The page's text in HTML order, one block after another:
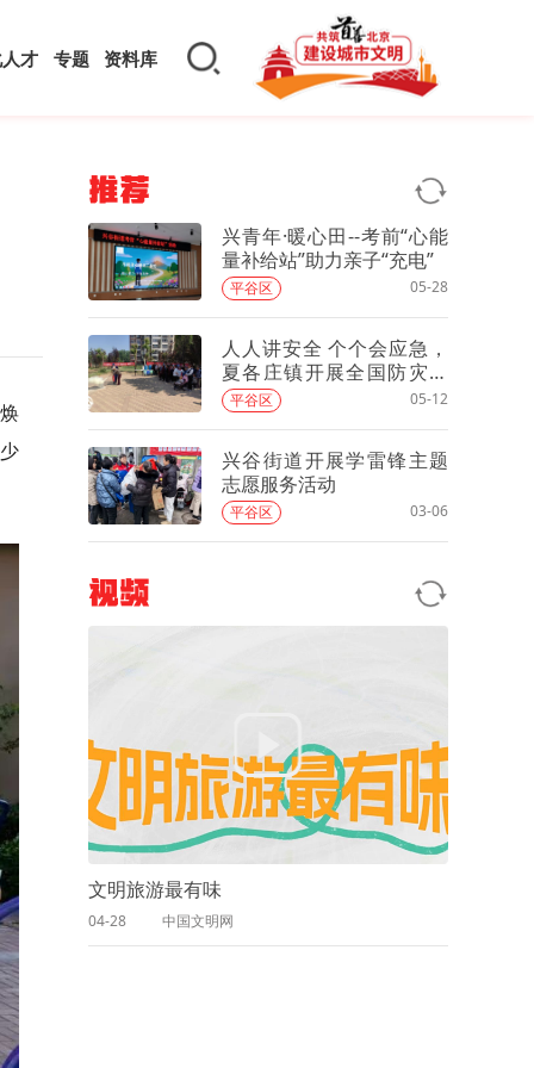
才 专题 资料库
推荐
兴青年·暖心田--考前“心能
量补给站”助力亲子“充电”
平谷区 05-28
人人讲安全 个个会应急，
夏各庄镇开展全国防灾减
灾日主题宣传活动
平谷区 05-12
兴谷街道开展学雷锋主题
志愿服务活动
平谷区 03-06
视频
文明旅游最有味
04-28 中国文明网